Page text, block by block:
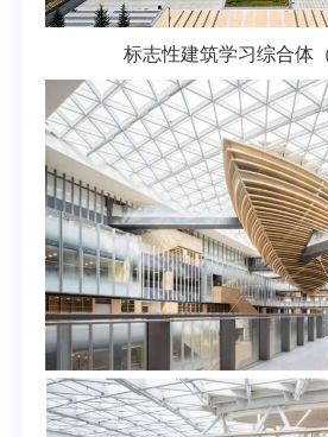
标志性建筑学习综合体